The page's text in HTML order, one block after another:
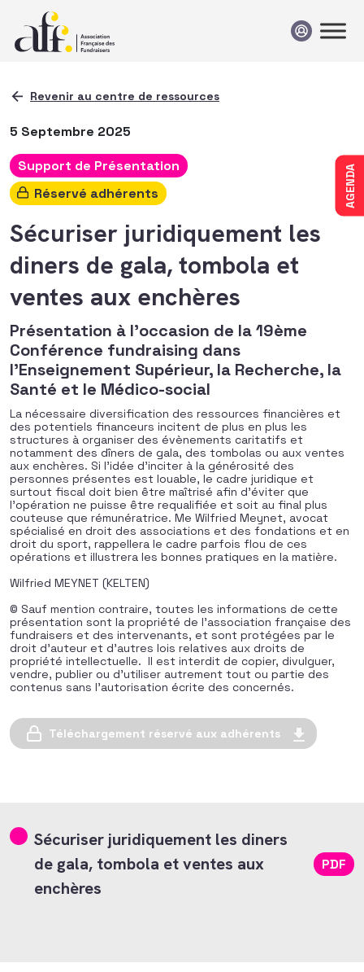
AGENDA
Revenir au centre de ressources
5 Septembre 2025
Support de Présentation
Réservé adhérents
Sécuriser juridiquement les
diners de gala, tombola et
ventes aux enchères
Présentation à l'occasion de la 19ème
Conférence fundraising dans
l'Enseignement Supérieur, la Recherche, la
Santé et le Médico-social
La nécessaire diversification des ressources financières et
des potentiels financeurs incitent de plus en plus les
structures à organiser des évènements caritatifs et
notamment des dîners de gala, des tombolas ou aux ventes
aux enchères. Si l’idée d’inciter à la générosité des
personnes présentes est louable, le cadre juridique et
surtout fiscal doit bien être maîtrisé afin d’éviter que
l’opération ne puisse être requalifiée et soit au final plus
couteuse que rémunératrice. Me Wilfried Meynet, avocat
spécialisé en droit des associations et des fondations et en
droit du sport, rappellera le cadre parfois flou de ces
opérations et illustrera les bonnes pratiques en la matière.
Wilfried MEYNET (KELTEN)
© Sauf mention contraire, toutes les informations de cette
présentation sont la propriété de l’association française des
fundraisers et des intervenants, et sont protégées par le
droit d’auteur et d’autres lois relatives aux droits de
propriété intellectuelle. Il est interdit de copier, divulguer,
vendre, publier ou d’utiliser autrement tout ou partie des
contenus sans l’autorisation écrite des concernés.
Téléchargement réservé aux adhérents
Sécuriser juridiquement les diners
de gala, tombola et ventes aux
enchères
PDF